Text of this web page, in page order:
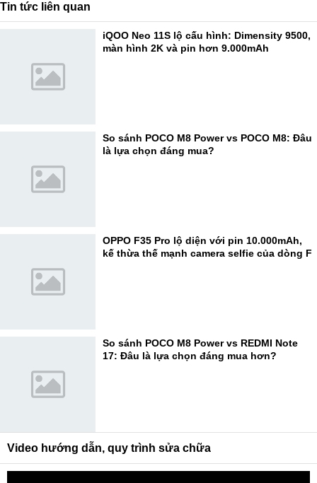
Tin tức liên quan
iQOO Neo 11S lộ cấu hình: Dimensity 9500,
màn hình 2K và pin hơn 9.000mAh
So sánh POCO M8 Power vs POCO M8: Đâu
là lựa chọn đáng mua?
OPPO F35 Pro lộ diện với pin 10.000mAh,
kế thừa thế mạnh camera selfie của dòng F
So sánh POCO M8 Power vs REDMI Note
17: Đâu là lựa chọn đáng mua hơn?
Video hướng dẫn, quy trình sửa chữa